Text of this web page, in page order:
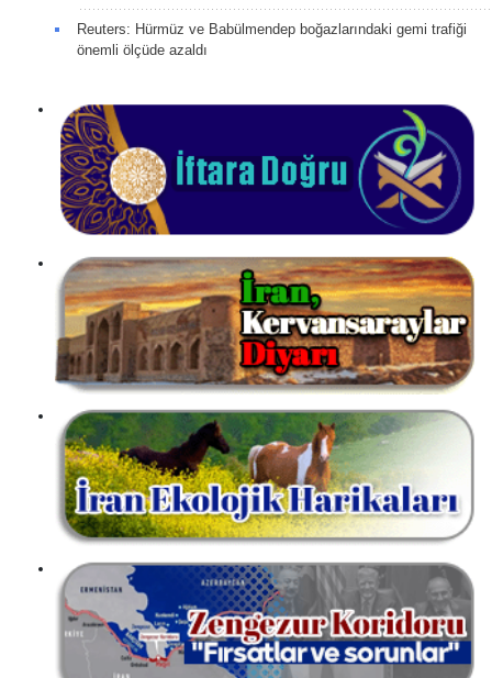
Reuters: Hürmüz ve Babülmendep boğazlarındaki gemi trafiği
önemli ölçüde azaldı